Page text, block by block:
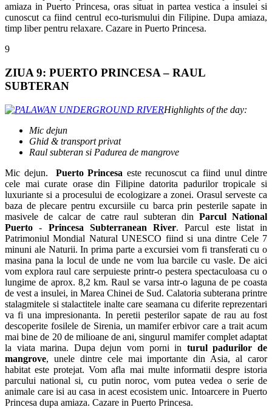
amiaza in Puerto Princesa, oras situat in partea vestica a insulei si
cunoscut ca fiind centrul eco-turismului din Filipine. Dupa amiaza,
timp liber pentru relaxare. Cazare in Puerto Princesa.
9
ZIUA 9: PUERTO PRINCESA – RAUL
SUBTERAN
Highlights of the day:
Mic dejun
Ghid & transport privat
Raul subteran si Padurea de mangrove
Mic dejun. Puerto Princesa este recunoscut ca fiind unul dintre
cele mai curate orase din Filipine datorita padurilor tropicale si
luxuriante si a procesului de ecologizare a zonei. Orasul serveste ca
baza de plecare pentru excursiile cu barca prin pesterile sapate in
masivele de calcar de catre raul subteran dinParcul National
Puerto - Princesa Subterranean River. Parcul este listat in
Patrimoniul Mondial Natural UNESCO fiind si una dintre Cele 7
minuni ale Naturii. In prima parte a excursiei vom fi transferati cu o
masina pana la locul de unde ne vom lua barcile cu vasle. De aici
vom explora raul care serpuieste printr-o pestera spectaculoasa cu o
lungime de aprox. 8,2 km. Raul se varsa intr-o laguna de pe coasta
de vest a insulei, in Marea Chinei de Sud. Calatoria subterana printre
stalagmitele si stalactitele inalte care seamana cu diferite reprezentari
va fi una impresionanta. In peretii pesterilor sapate de rau au fost
descoperite fosilele de Sirenia, un mamifer erbivor care a trait acum
mai bine de 20 de milioane de ani, singurul mamifer complet adaptat
la viata marina. Dupa dejun vom porni in turul padurilor de
mangrove, unele dintre cele mai importante din Asia, al caror
habitat este protejat. Vom afla mai multe informatii despre istoria
parcului national si, cu putin noroc, vom putea vedea o serie de
animale care isi au casa in acest ecosistem unic. Intoarcere in Puerto
Princesa dupa amiaza. Cazare in Puerto Princesa.